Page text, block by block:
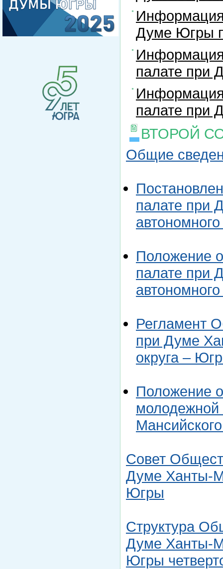
Думе Югры
палате при
палате при
ВТОРОЙ
Общие
палате при
Положение
палате при
Регламент
при Думе
округа –
Положение
Совет
Думе Ханты-
Югры
Структура
Думе Ханты-
Югры